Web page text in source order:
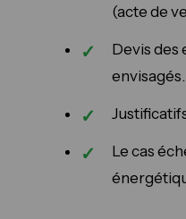
(acte de
Devis des
envisagés.
Le cas